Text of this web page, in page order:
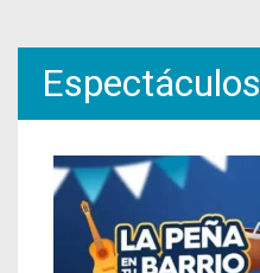
Espectáculos